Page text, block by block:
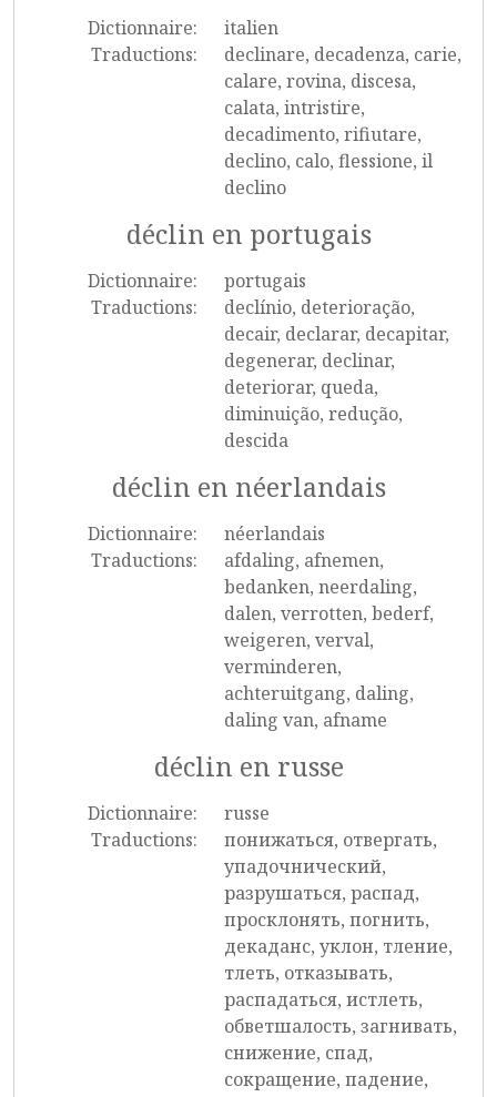
Dictionnaire:
italien
Traductions:
declinare, decadenza, carie,
calare, rovina, discesa,
calata, intristire,
decadimento, rifiutare,
declino, calo, flessione, il
declino
déclin en portugais
Dictionnaire:
portugais
Traductions:
declínio, deterioração,
decair, declarar, decapitar,
degenerar, declinar,
deteriorar, queda,
diminuição, redução,
descida
déclin en néerlandais
Dictionnaire:
néerlandais
Traductions:
afdaling, afnemen,
bedanken, neerdaling,
dalen, verrotten, bederf,
weigeren, verval,
verminderen,
achteruitgang, daling,
daling van, afname
déclin en russe
Dictionnaire:
russe
Traductions:
понижаться, отвергать,
упадочнический,
разрушаться, распад,
просклонять, погнить,
декаданс, уклон, тление,
тлеть, отказывать,
распадаться, истлеть,
обветшалость, загнивать,
снижение, спад,
сокращение, падение,